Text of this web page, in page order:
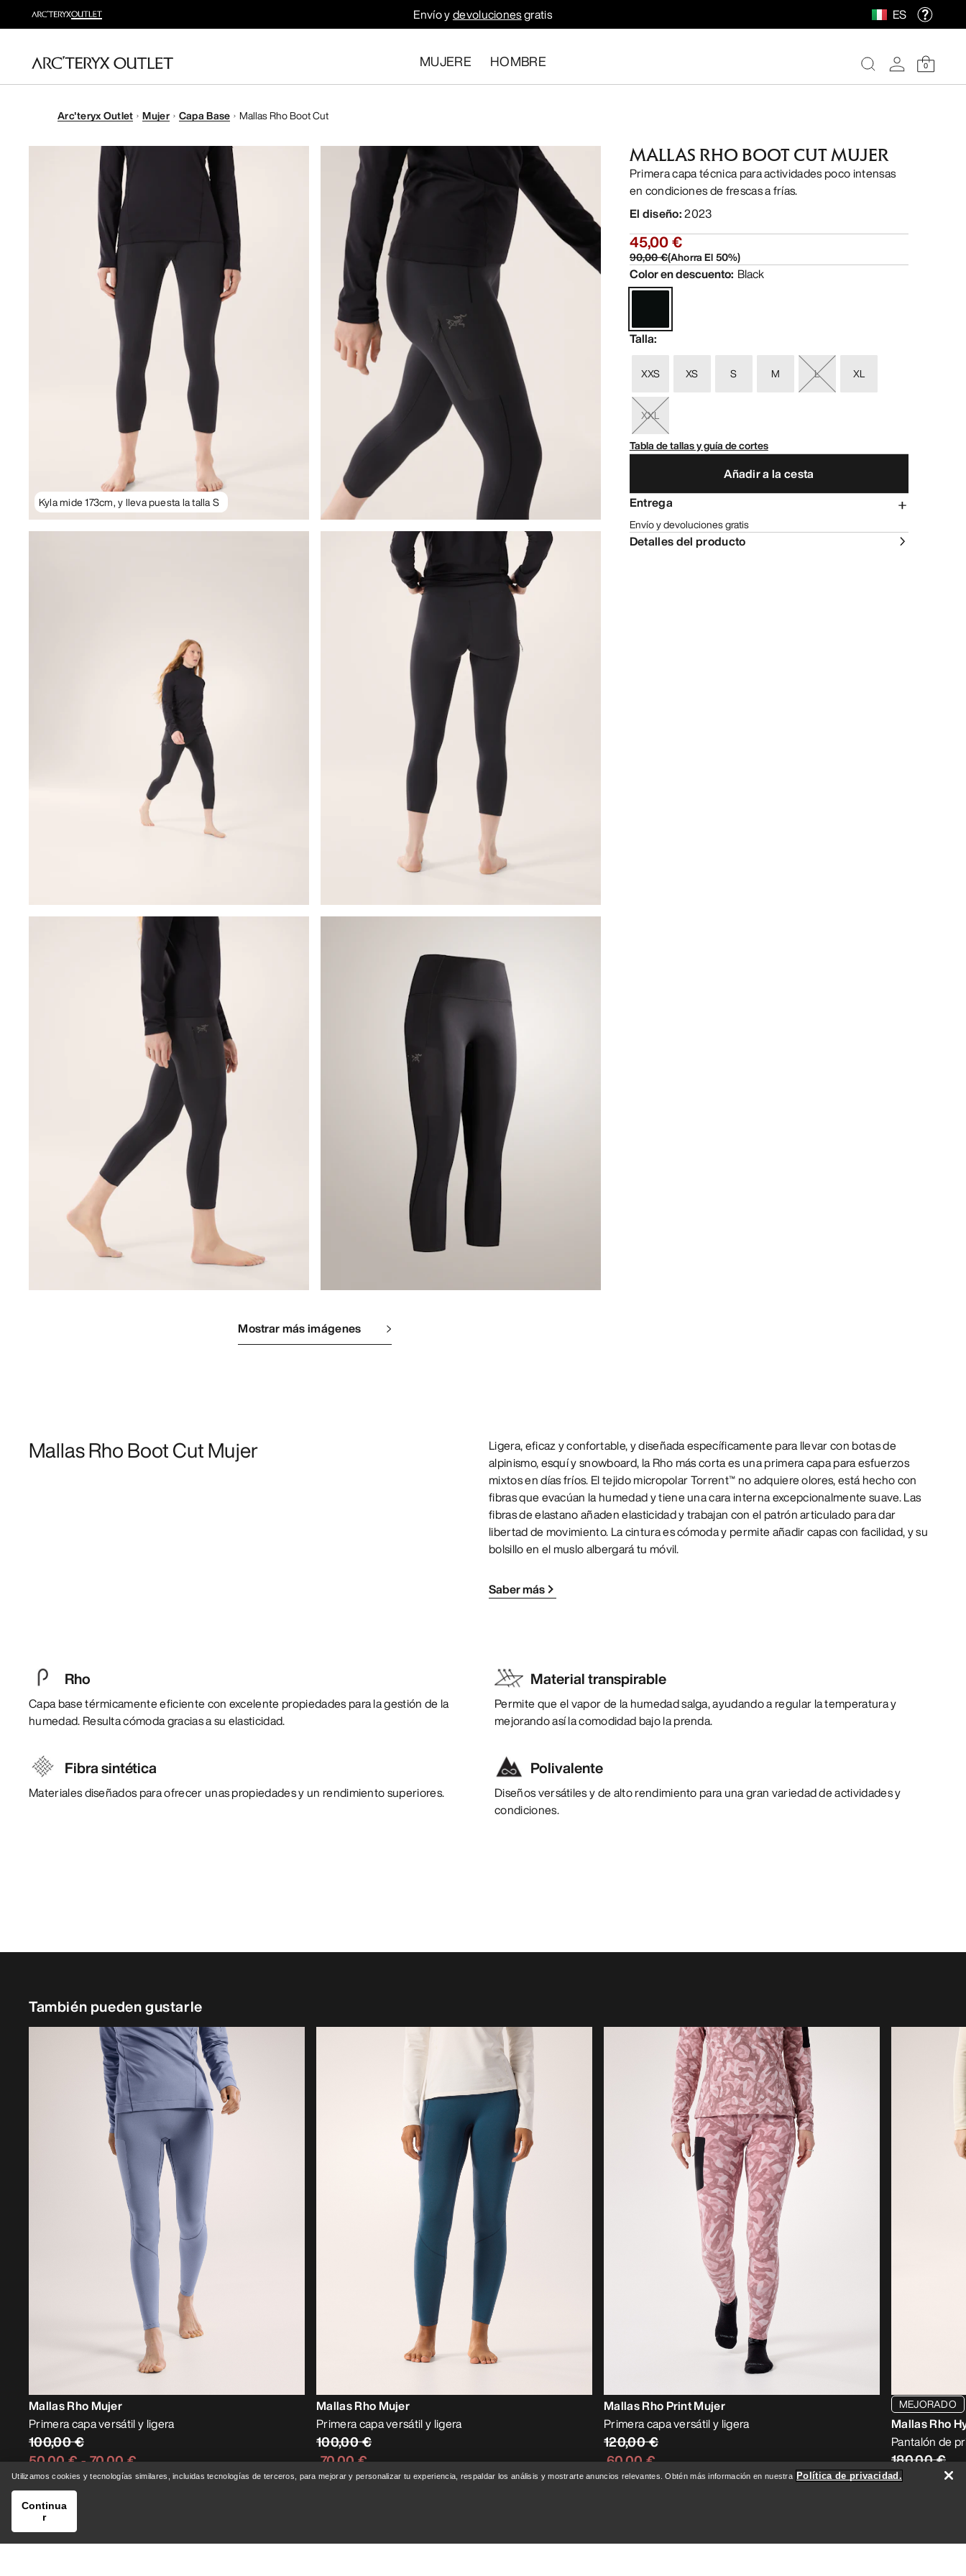
Envío ydevolucionesgratis ES
MUJERE HOMBRE 0
Arc'teryx Outlet Mujer Capa Base Mallas Rho Boot Cut
Kyla mide 173cm, y lleva puesta la talla S
Mostrar más imágenes
MALLAS RHO BOOT CUT MUJER
Primera capa técnica para actividades poco intensas
en condiciones de frescas a frías.
El diseño:2023
45,00 €
90,00 €(Ahorra El50%)
Color en descuento: Black
Talla:
XXS XS S M L XL
XXL
Tabla de tallas y guía de cortes
Añadir a la cesta
Entrega
Envío y devoluciones gratis
Detalles del producto
Mallas Rho Boot Cut Mujer
Ligera, eficaz y confortable, y diseñada específicamente para llevar con botas de
alpinismo, esquí y snowboard, la Rho más corta es una primera capa para esfuerzos
mixtos en días fríos. El tejido micropolar Torrent™ no adquiere olores, está hecho con
fibras que evacúan la humedad y tiene una cara interna excepcionalmente suave. Las
fibras de elastano añaden elasticidad y trabajan con el patrón articulado para dar
libertad de movimiento. La cintura es cómoda y permite añadir capas con facilidad, y su
bolsillo en el muslo albergará tu móvil.
Saber más
Rho
Capa base térmicamente eficiente con excelente propiedades para la gestión de la
humedad. Resulta cómoda gracias a su elasticidad.
Material transpirable
Permite que el vapor de la humedad salga, ayudando a regular la temperatura y
mejorando así la comodidad bajo la prenda.
Fibra sintética
Materiales diseñados para ofrecer unas propiedades y un rendimiento superiores.
Polivalente
Diseños versátiles y de alto rendimiento para una gran variedad de actividades y
condiciones.
También pueden gustarle
Mallas Rho Mujer
Primera capa versátil y ligera
100,00 €
50,00 €-70,00 €
Mallas Rho Mujer
Primera capa versátil y ligera
100,00 €
70,00 €
Mallas Rho Print Mujer
Primera capa versátil y ligera
120,00 €
60,00 €
MEJORADO
Mallas Rho
Pantalón de
180,00 €
63,00 €
-
Utilizamos cookies y tecnologías similares, incluidas tecnologías de terceros, para mejorar y personalizar tu experiencia, respaldar los análisis y mostrarte anuncios relevantes. Obtén más información en nuestra Política de privacidad.
Continua
r